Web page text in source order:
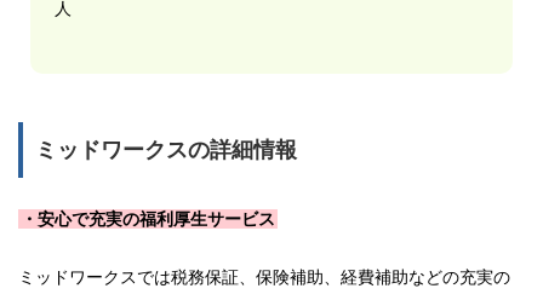
人
ミッドワークスの詳細情報
・安心で充実の福利厚生サービス
ミッドワークスでは税務保証、保険補助、経費補助などの充実の